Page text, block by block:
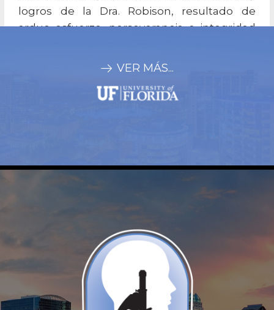
logros de la Dra. Robison, resultado de
arduo esfuerzo, perseverancia e integridad
VER MÁS...